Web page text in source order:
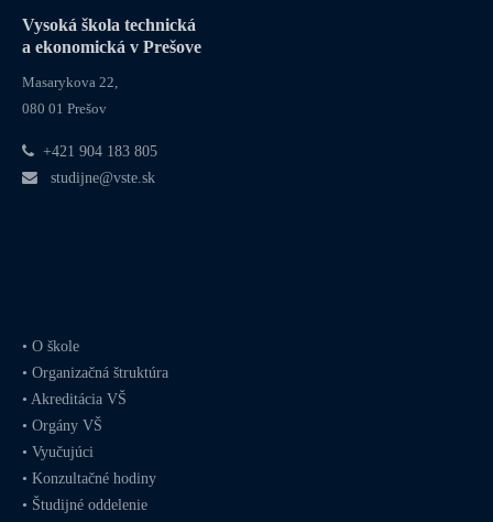
Vysoká škola technická
a ekonomická v Prešove
Masarykova 22,
080 01 Prešov
+421 904 183 805
studijne@vste.sk
•O škole
•Organizačná štruktúra
•Akreditácia VŠ
•Orgány VŠ
• Vyučujúci
• Konzultačné hodiny
• Študijné oddelenie